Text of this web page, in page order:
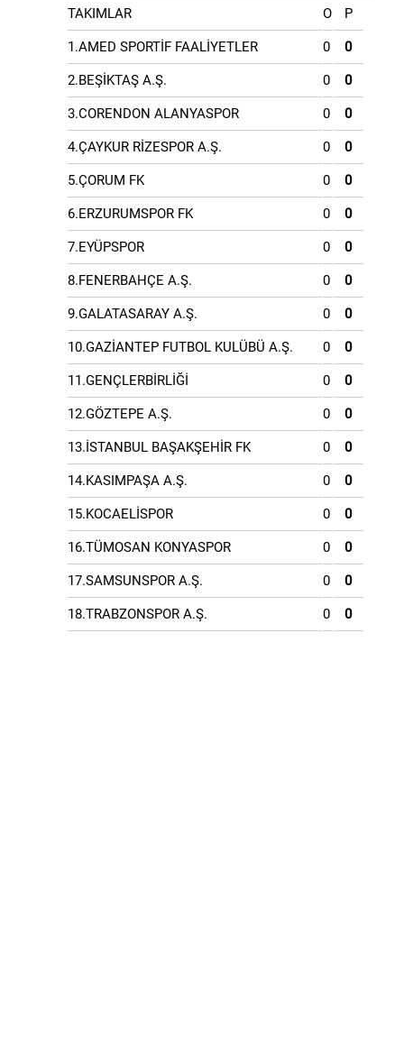
TAKIMLAR O P
1.AMED SPORTİF FAALİYETLER 0 0
2.BEŞİKTAŞ A.Ş. 0 0
3.CORENDON ALANYASPOR 0 0
4.ÇAYKUR RİZESPOR A.Ş. 0 0
5.ÇORUM FK 0 0
6.ERZURUMSPOR FK 0 0
7.EYÜPSPOR 0 0
8.FENERBAHÇE A.Ş. 0 0
9.GALATASARAY A.Ş. 0 0
10.GAZİANTEP FUTBOL KULÜBÜ A.Ş. 0 0
11.GENÇLERBİRLİĞİ 0 0
12.GÖZTEPE A.Ş. 0 0
13.İSTANBUL BAŞAKŞEHİR FK 0 0
14.KASIMPAŞA A.Ş. 0 0
15.KOCAELİSPOR 0 0
16.TÜMOSAN KONYASPOR 0 0
17.SAMSUNSPOR A.Ş. 0 0
18.TRABZONSPOR A.Ş. 0 0